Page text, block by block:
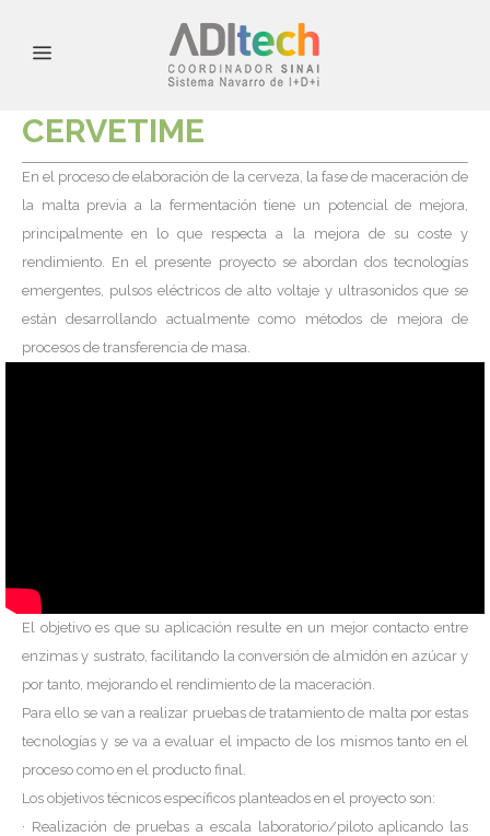
CERVETIME
En el proceso de elaboración de la cerveza, la fase de maceración de
la malta previa a la fermentación tiene un potencial de mejora,
principalmente en lo que respecta a la mejora de su coste y
rendimiento. En el presente proyecto se abordan dos tecnologías
emergentes, pulsos eléctricos de alto voltaje y ultrasonidos que se
están desarrollando actualmente como métodos de mejora de
procesos de transferencia de masa.
El objetivo es que su aplicación resulte en un mejor contacto entre
enzimas y sustrato, facilitando la conversión de almidón en azúcar y
por tanto, mejorando el rendimiento de la maceración.
Para ello se van a realizar pruebas de tratamiento de malta por estas
tecnologías y se va a evaluar el impacto de los mismos tanto en el
proceso como en el producto final.
Los objetivos técnicos específicos planteados en el proyecto son:
· Realización de pruebas a escala laboratorio/piloto aplicando las